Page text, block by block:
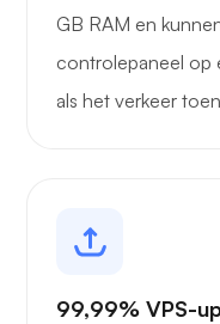
GB RAM en
controlepaneel op
als het verkeer
99,99% VPS-